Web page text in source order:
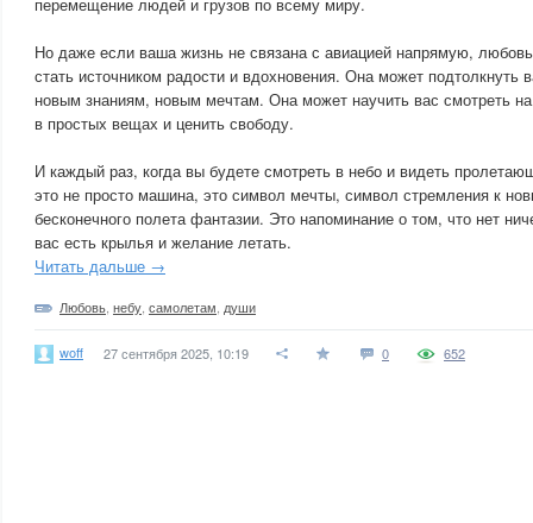
Но даже если ваша жизнь не связана с авиацией напрямую,
стать источником радости и вдохновения. Она может подтолкнуть
новым знаниям, новым мечтам. Она может научить вас смотреть
в простых вещах и ценить свободу.
И каждый раз, когда вы будете смотреть в небо и видеть
это не просто машина, это символ мечты, символ стремления к
бесконечного полета фантазии. Это напоминание о том, что нет
вас есть крылья и желание летать.
Читать дальше →
Любовь небу самолетам души
woff 27 сентября 2025, 10:19 0 652